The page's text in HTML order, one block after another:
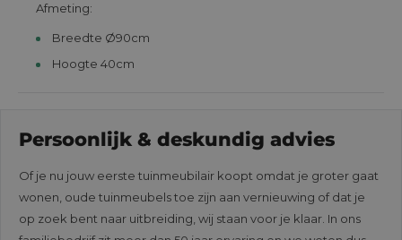
Afmeting:
Breedte Ø90cm
Hoogte 40cm
Persoonlijk & deskundig advies
Of je nu jouw eerste tuinmeubilair koopt omdat je groter gaat
wonen, oude tuinmeubels toe zijn aan vernieuwing of dat je
op zoek bent naar uitbreiding, wij staan voor je klaar. In ons